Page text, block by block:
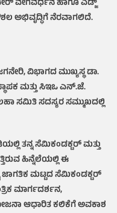
ವೇಗವರ್ಧನೆ ಹಾಗೂ ಎಡ್ಜ್
ಅಭಿವೃದ್ಧಿಗೆ ನೆರವಾಗಲಿದೆ.
ವಿಭಾಗದ ಮುಖ್ಯಸ್ಥ ಡಾ.
ಮತ್ತು ಸಿಇಒ ಎನ್‌.ಜೆ.
ಸಮಿತಿ ಸದಸ್ಯರ ಸಮ್ಮುಖದಲ್ಲಿ
ತನ್ನ ಸೆಮಿಕಂಡಕ್ಟರ್ ಮತ್ತು
ಹಿನ್ನೆಲೆಯಲ್ಲಿ ಈ
ಮಟ್ಟದ ಸೆಮಿಕಂಡಕ್ಟರ್
ಮಾರ್ಗದರ್ಶನ,
ಆಧಾರಿತ ಕಲಿಕೆಗೆ ಅವಕಾಶ